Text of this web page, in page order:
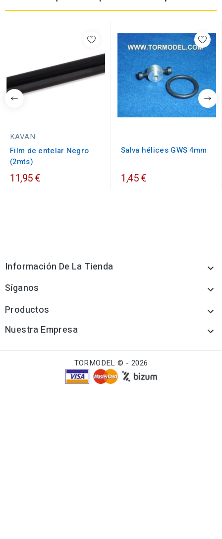
KAVAN
Film de entelar Negro
(2mts)
11,95 €
Salva hélices GWS 4mm
1,45 €
Información De La Tienda 
Síganos 
Productos 
Nuestra Empresa 
TORMODEL © - 2026